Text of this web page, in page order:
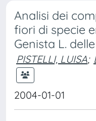
Analisi dei
fiori di specie
Genista L.
PISTELLI, LUISA;
2004-01-01